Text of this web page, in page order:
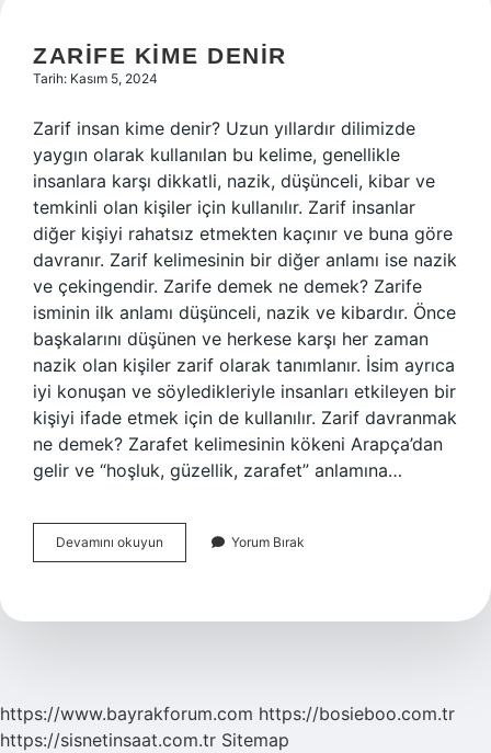
ZARIFE KIME DENIR
Tarih: Kasım 5, 2024
Zarif insan kime denir? Uzun yıllardır dilimizde
yaygın olarak kullanılan bu kelime, genellikle
insanlara karşı dikkatli, nazik, düşünceli, kibar ve
temkinli olan kişiler için kullanılır. Zarif insanlar
diğer kişiyi rahatsız etmekten kaçınır ve buna göre
davranır. Zarif kelimesinin bir diğer anlamı ise nazik
ve çekingendir. Zarife demek ne demek? Zarife
isminin ilk anlamı düşünceli, nazik ve kibardır. Önce
başkalarını düşünen ve herkese karşı her zaman
nazik olan kişiler zarif olarak tanımlanır. İsim ayrıca
iyi konuşan ve söyledikleriyle insanları etkileyen bir
kişiyi ifade etmek için de kullanılır. Zarif davranmak
ne demek? Zarafet kelimesinin kökeni Arapça’dan
gelir ve “hoşluk, güzellik, zarafet” anlamına…
Devamını okuyun
Kime
Yorum Bırak
https://www.bayrakforum.com https://bosieboo.com.tr
https://sisnetinsaat.com.tr Sitemap